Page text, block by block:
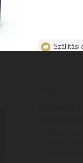
Szállítási